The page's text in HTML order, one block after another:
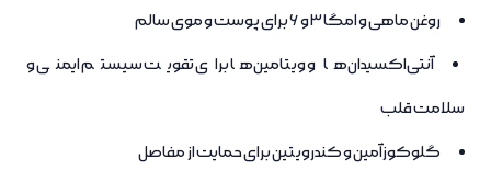
روغن ماهی و امگا 3 و 6 برای پوست و موی سالم
آنتی‌اکسیدان‌ها و ویتامین‌ها برای تقویت سیستم ایمنی و
سلامت قلب
گلوکوزآمین و کندرویتین برای حمایت از مفاصل